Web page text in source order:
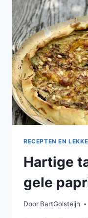
RECEPTEN EN
Hartige
gele
Door BartGolsteijn